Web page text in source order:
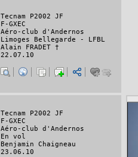
Tecnam P2002 JF
F-GXEC
Aéro-club d'Andernos
Limoges Bellegarde - LFBL
Alain FRADET †
22.07.10
Tecnam P2002 JF
F-GXEC
Aéro-club d'Andernos
En vol
Benjamin Chaigneau
23.06.10